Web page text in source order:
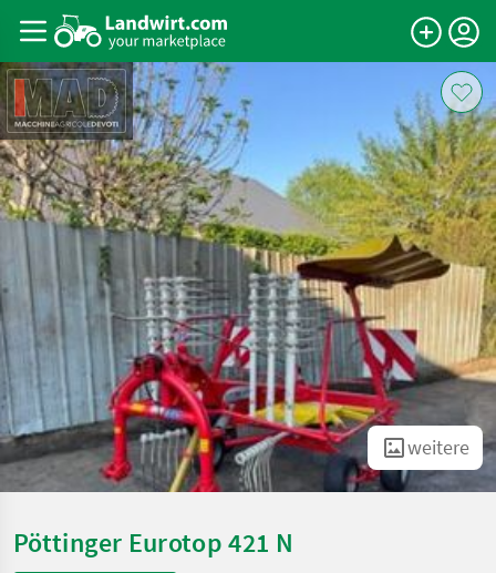
weitere
Pöttinger Eurotop 421 N